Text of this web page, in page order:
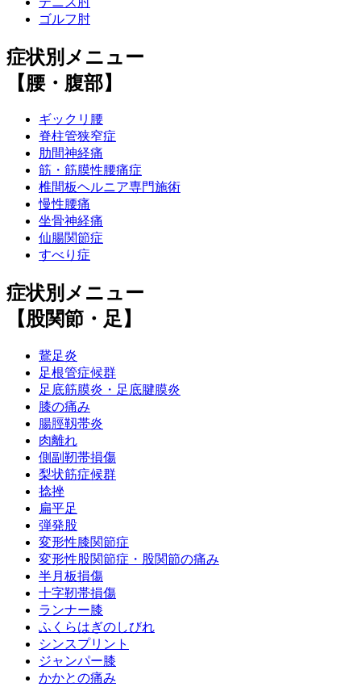
ゴルフ肘
症状別メニュー
【腰・腹部】
ギックリ腰
脊柱管狭窄症
肋間神経痛
筋・筋膜性腰痛症
椎間板ヘルニア専門施術
慢性腰痛
坐骨神経痛
仙腸関節症
すべり症
症状別メニュー
【股関節・足】
鵞足炎
足根管症候群
足底筋膜炎・足底腱膜炎
膝の痛み
腸脛靱帯炎
肉離れ
側副靭帯損傷
梨状筋症候群
捻挫
扁平足
弾発股
変形性膝関節症
変形性股関節症・股関節の痛み
半月板損傷
十字靭帯損傷
ランナー膝
ふくらはぎのしびれ
シンスプリント
ジャンパー膝
かかとの痛み